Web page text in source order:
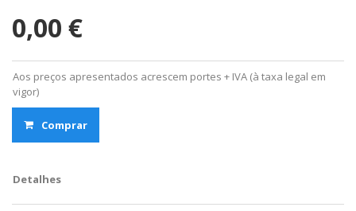
0,00 €
Aos preços apresentados acrescem portes + IVA (à taxa legal em
vigor)
Comprar
Detalhes